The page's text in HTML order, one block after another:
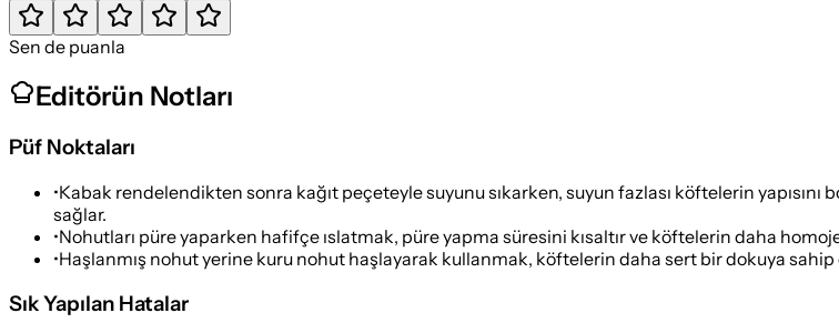
Sen de puanla
Editörün Notları
Püf Noktaları
•Kabak rendelendikten sonra kağıt peçeteyle suyunu sıkarken, suyun fazlası köftelerin
sağlar.
•Nohutları püre yaparken hafifçe ıslatmak, püre yapma süresini kısaltır ve köftelerin daha
•Haşlanmış nohut yerine kuru nohut haşlayarak kullanmak, köftelerin daha sert bir dokuya
Sık Yapılan Hatalar